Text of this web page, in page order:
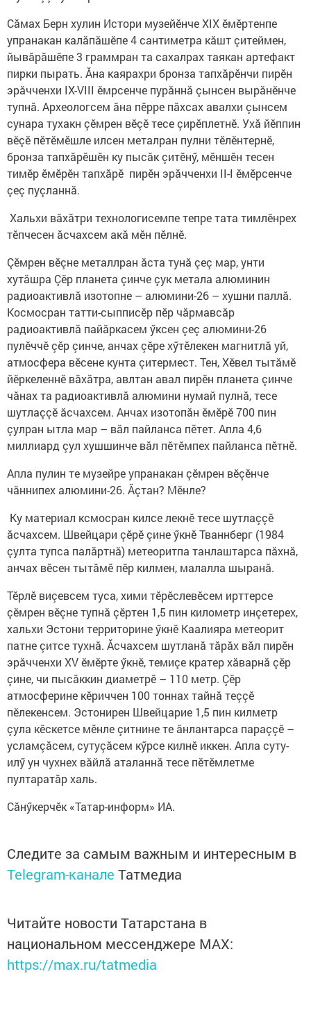
Сăмах Берн хулин Истори музейӗнче XIX ӗмӗртенпе
упранакан калăпăшӗпе 4 сантиметра кăшт çитеймен,
йывăрăшӗпе 3 граммран та сахалрах таякан артефакт
пирки пырать. Ăна каярахри бронза тапхăрӗнчи пирӗн
эрăчченхи IX-VIII ӗмрсенче пурăннă çынсен вырăнӗнче
тупнă. Археологсем ăна пӗрре пăхсах авалхи çынсем
сунара тухакн çӗмрен вӗçӗ тесе çирӗплетнӗ. Ухă йӗппин
вӗçӗ пӗтӗмӗшле илсен металран пулни тӗлӗнтернӗ,
бронза тапхăрӗшӗн ку пысăк çитӗнӳ, мӗншӗн тесен
тимӗр ӗмӗрӗн тапхăрӗ пирӗн эрăчченхи II-I ӗмӗрсенче
çеç пуçланнă.
Хальхи вăхăтри технологисемпе тепре тата тимлӗнрех
тӗпчесен ăсчахсем акă мӗн пӗлнӗ.
Çӗмрен вӗçне металлран ăста тунă çеç мар, унти
хутăшра Çӗр планета çинче çук метала алюминин
радиоактивлă изотопне – алюмини-26 – хушни паллă.
Космосран татти-сыпписӗр пӗр чăрмавсăр
радиоактивлă пайăркасем ӳксен çеç алюмини-26
пулӗччӗ çӗр çинче, анчах çӗре хӳтӗлекен магнитлă уй,
атмосфера вӗсене кунта çитермест. Тен, Хӗвел тытăмӗ
йӗркеленнӗ вăхăтра, авлтан авал пирӗн планета çинче
чăнах та радиоактивлă алюмини нумай пулнă, тесе
шутлаççӗ ăсчахсем. Анчах изотопăн ӗмӗрӗ 700 пин
çулран ытла мар – вăл пайланса пӗтет. Апла 4,6
миллиард çул хушшинче вăл пӗтӗмпех пайланса пӗтнӗ.
Апла пулин те музейре упранакан çӗмрен вӗçӗнче
чăннипех алюмини-26. Ăçтан? Мӗнле?
Ку материал ксмосран килсе лекнӗ тесе шутлаççӗ
ăсчахсем. Швейцари çӗрӗ çине ӳкнӗ Тваннберг (1984
çулта тупса палăртнă) метеоритпа танлаштарса пăхнă,
анчах вӗсен тытăмӗ пӗр килмен, малалла шыранă.
Тӗрлӗ виçевсем туса, хими тӗрӗслевӗсем ирттерсе
çӗмрен вӗçне тупнă çӗртен 1,5 пин километр инçетерех,
хальхи Эстони территорине ӳкнӗ Каалияра метеорит
патне çитсе тухнă. Ăсчахсем шутланă тăрăх вăл пирӗн
эрăчченхи XV ӗмӗрте ӳкнӗ, темиçе кратер хăварнă çӗр
çине, чи пысăккин диаметрӗ – 110 метр. Çӗр
атмосферине кӗриччен 100 тоннах тайнă теççӗ
пӗлекенсем. Эстонирен Швейцарие 1,5 пин килметр
çула кӗскетсе мӗнле çитнине те ăнлантарса параççӗ –
усламçăсем, сутуçăсем кӳрсе килнӗ иккен. Апла суту-
илӳ ун чухнех вăйлă аталаннă тесе пӗтӗмлетме
пултаратăр халь.
Сăнӳкерчӗк «Татар-информ» ИА.
Следите за самым важным и интересным в
Telegram-канале Татмедиа
Читайте новости Татарстана в
национальном мессенджере MАХ:
https://max.ru/tatmedia